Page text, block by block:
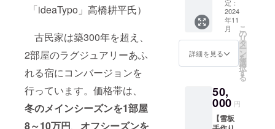
「ideaTypo」高橋耕平氏）
古民家は築300年を超え、
2部屋のラグジュアリーあふ
れる宿にコンバージョンを
行っています。価格帯は、
冬のメインシーズンを1部屋
8～10万円、 オフシーズンを
ご負担
くださ
い。 ・
有効期
取り日
から1年
予約を
お願い
しま
す。 ・
場所：
THE
受取り
日から1
年間
検討や
デザイ
ンのご
提案が
可能で
す。 ・
につい
てはご
相談い
ただく
岡花火
期間除
く）】
・
「THE
ITAYA」
施設完
成後のA
ルーム
優先予
約権で
す。こ
定：
2024
年11
月
詳細を見る
こ
の
リ
タ
ー
ン
を
選
択
す
る
50,
000 円
【雪板